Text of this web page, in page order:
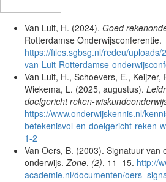
Van Luit, H. (2024). Goed
Rotterdamse Onderwijsconferentie.
https://files.sgbsg.nl/redeu/
van-Luit-Rotterdamse-
Van Luit, H., Schoevers, E., Keijzer,
Wiekema, L. (2025, augustus).
doelgericht reken-
https://www.onderwijskennis.nl/
betekenisvol-en-doelgericht-reken-
1-2
Van Oers, B. (2003). Signatuur van
onderwijs.Zone, (2), 11–15. http://
academie.nl/documenten/